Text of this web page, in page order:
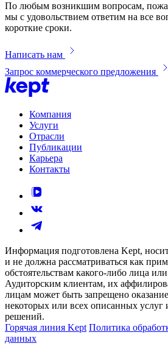
По любым возникшим вопросам,
мы с удовольствием ответим на все
короткие сроки.
Написать нам
Запрос коммерческого предложения
Компания
Услуги
Отрасли
Публикации
Карьера
Контакты
Информация подготовлена Kept,
и не должна рассматриваться как
обстоятельствам какого-либо лица
Аудиторским клиентам, их
лицам может быть запрещено
некоторых или всех описанных услуг
решений.
Горячая линия Kept Политика
данных